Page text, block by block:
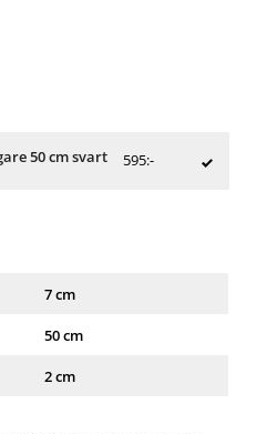
50 cm svart 595:-
7 cm
50 cm
2 cm